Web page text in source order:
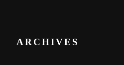
ARCHIVES